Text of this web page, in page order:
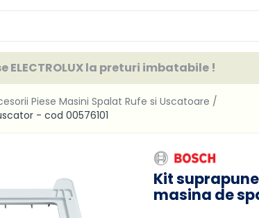
la preturi imbatabile !
Piese Masini Spalat Rufe si Uscatoare /
- cod 00576101
Kit
masina de